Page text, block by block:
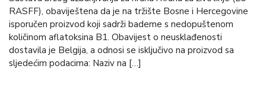
RASFF), obaviještena da je na tržište Bosne i Hercegovine
isporučen proizvod koji sadrži bademe s nedopuštenom
količinom aflatoksina B1. Obavijest o neusklađenosti
dostavila je Belgija, a odnosi se isključivo na proizvod sa
sljedećim podacima: Naziv na […]